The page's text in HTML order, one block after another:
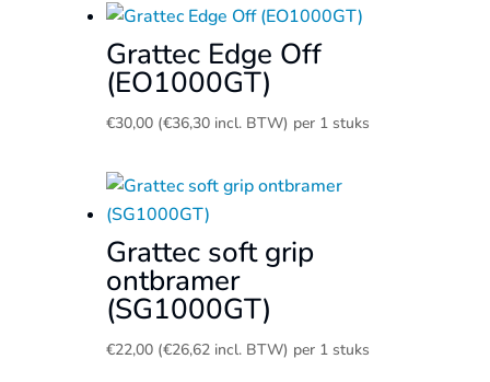
Grattec Edge Off
(EO1000GT)
€30,00 (€36,30incl. BTW) per 1 stuks
Grattec soft grip
ontbramer
(SG1000GT)
€22,00 (€26,62incl. BTW) per 1 stuks